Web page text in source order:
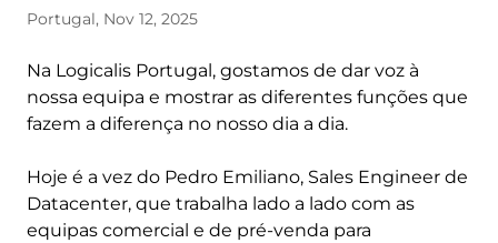
Portugal, Nov 12, 2025
Na Logicalis Portugal, gostamos de dar voz à
nossa equipa e mostrar as diferentes funções que
fazem a diferença no nosso dia a dia.
Hoje é a vez do Pedro Emiliano, Sales Engineer de
Datacenter, que trabalha lado a lado com as
equipas comercial e de pré-venda para